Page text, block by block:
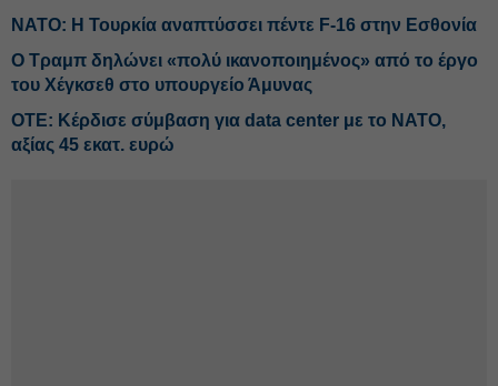
ΝΑΤΟ: Η Τουρκία αναπτύσσει πέντε F-16 στην Εσθονία
O Τραμπ δηλώνει «πολύ ικανοποιημένος» από το έργο
του Χέγκσεθ στο υπουργείο Άμυνας
ΟΤΕ: Κέρδισε σύμβαση για data center με το ΝΑΤΟ,
αξίας 45 εκατ. ευρώ